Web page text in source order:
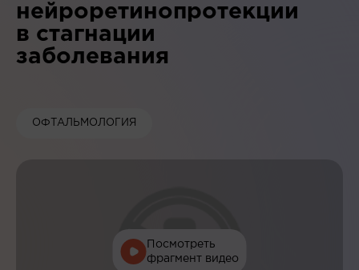
нейроретинопротекции
в стагнации
заболевания
ОФТАЛЬМОЛОГИЯ
Посмотреть
фрагмент видео